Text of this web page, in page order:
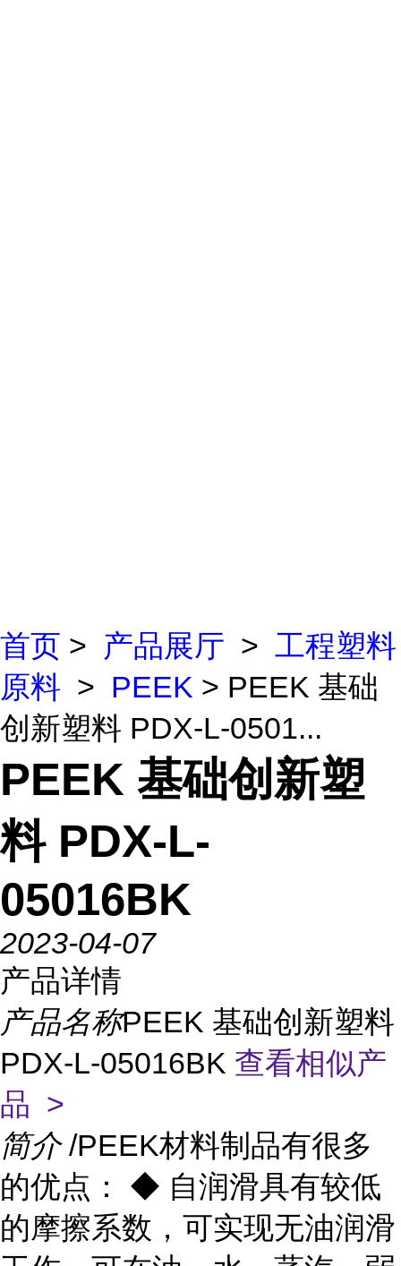
首页 > 产品展厅 > 工程塑料
原料 > PEEK > PEEK 基础
创新塑料 PDX-L-0501...
PEEK 基础创新塑
料 PDX-L-
05016BK
2023-04-07
产品详情
产品名称PEEK 基础创新塑料
PDX-L-05016BK 查看相似产
品 >
简介 /PEEK材料制品有很多
的优点： ◆ 自润滑具有较低
的摩擦系数，可实现无油润滑